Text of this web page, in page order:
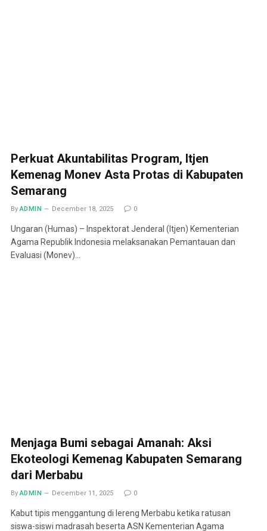
Perkuat Akuntabilitas Program, Itjen
Kemenag Monev Asta Protas di Kabupaten
Semarang
By ADMIN December 18, 2025 0
Ungaran (Humas) – Inspektorat Jenderal (Itjen) Kementerian
Agama Republik Indonesia melaksanakan Pemantauan dan
Evaluasi (Monev)…
Menjaga Bumi sebagai Amanah: Aksi
Ekoteologi Kemenag Kabupaten Semarang
dari Merbabu
By ADMIN December 11, 2025 0
Kabut tipis menggantung di lereng Merbabu ketika ratusan
siswa-siswi madrasah beserta ASN Kementerian Agama